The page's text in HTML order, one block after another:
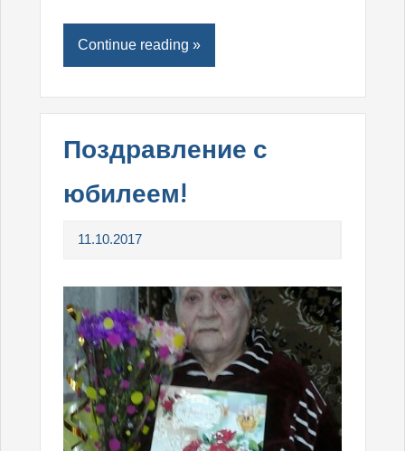
Continue reading »
Поздравление с
юбилеем!
11.10.2017